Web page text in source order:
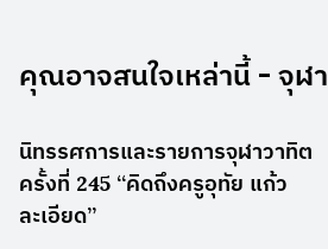
คุณอาจสนใจเหล่านี้ - จุฬ
นิทรรศการและรายการจุฬาวาทิต
ครั้งที่ 245 “คิดถึงครูอุทัย แก้ว
ละเอียด”